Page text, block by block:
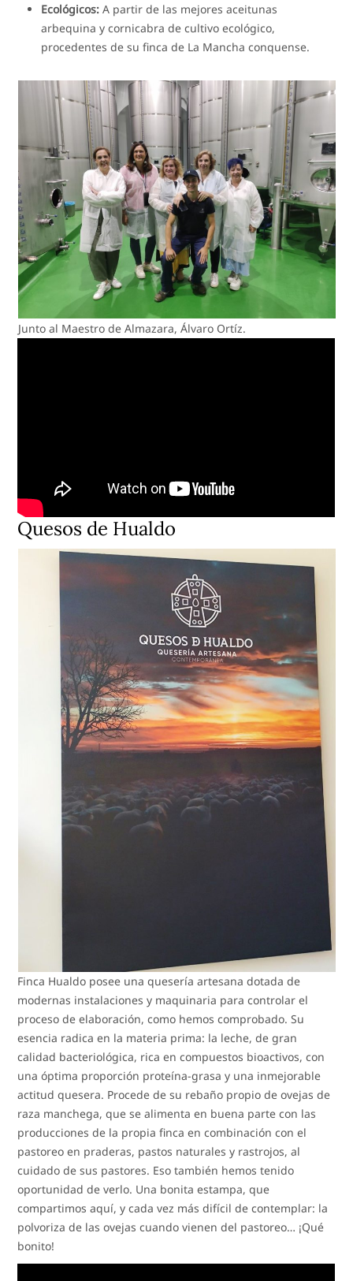
Ecológicos:A partir de las mejores aceitunas
arbequina y cornicabra de cultivo ecológico,
procedentes de su finca de La Mancha conquense.
Junto al Maestro de Almazara, Álvaro Ortíz.
Quesos de Hualdo
Finca Hualdo posee una quesería artesana dotada de
modernas instalaciones y maquinaria para controlar el
proceso de elaboración, como hemos comprobado. Su
esencia radica en la materia prima: la leche, de gran
calidad bacteriológica, rica en compuestos bioactivos, con
una óptima proporción proteína-grasa y una inmejorable
actitud quesera. Procede de su rebaño propio de ovejas de
raza manchega, que se alimenta en buena parte con las
producciones de la propia finca en combinación con el
pastoreo en praderas, pastos naturales y rastrojos, al
cuidado de sus pastores. Eso también hemos tenido
oportunidad de verlo. Una bonita estampa, que
compartimos aquí, y cada vez más difícil de contemplar: la
polvoriza de las ovejas cuando vienen del pastoreo… ¡Qué
bonito!